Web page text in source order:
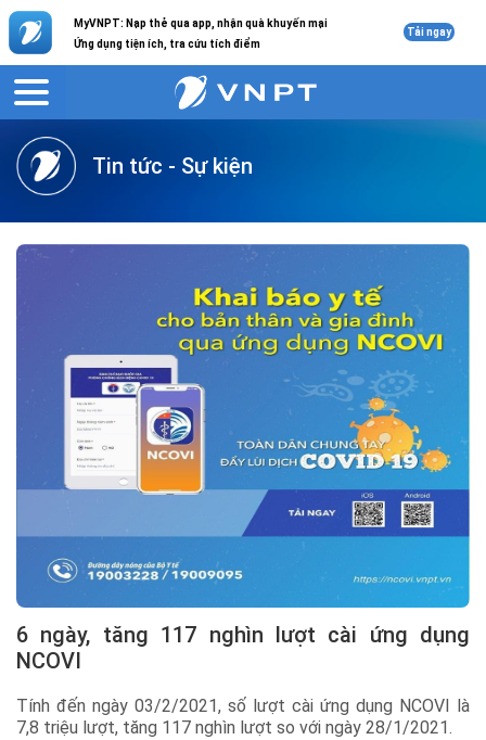
MyVNPT: Nạp thẻ qua app, nhận quà khuyến mại
Ứng dụng tiện ích, tra cứu tích điểm
Tải ngay
VNPT Tin tức
Tin tức - Sự kiện
6 ngày, tăng 117 nghìn lượt cài ứng dụng
NCOVI
Tính đến ngày 03/2/2021, số lượt cài ứng dụng NCOVI là
7,8 triệu lượt, tăng 117 nghìn lượt so với ngày 28/1/2021.